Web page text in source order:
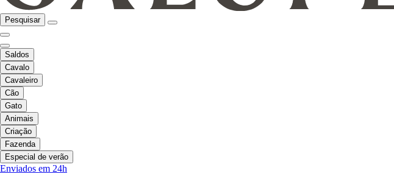
Pesquisar
Saldos
Cavalo
Cavaleiro
Cão
Gato
Animais
Criação
Fazenda
Especial de verão
Enviados em 24h